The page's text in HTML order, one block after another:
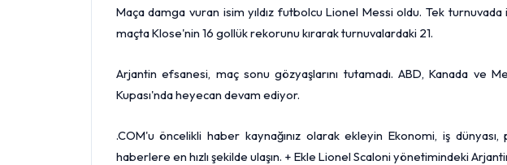
Maça damga vuran isim yıldız futbolcu Lionel Messi oldu. Tek turnuvada
maçta Klose'nin 16 gollük rekorunu kırarak turnuvalardaki 21.
Arjantin efsanesi, maç sonu gözyaşlarını tutamadı. ABD, Kanada ve
Kupası'nda heyecan devam ediyor.
.COM'u öncelikli haber kaynağınız olarak ekleyin Ekonomi, iş
haberlere en hızlı şekilde ulaşın. + Ekle Lionel Scaloni yönetimindeki Arjantin